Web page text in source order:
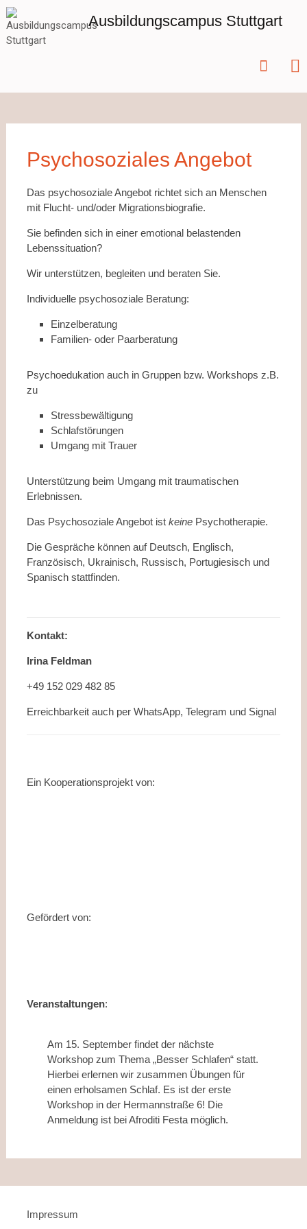
Zum
Inhalt
springen
Ausbildungscampus Stuttgart
Psychosoziales Angebot
Das psychosoziale Angebot richtet sich an Menschen
mit Flucht- und/oder Migrationsbiografie.
Sie befinden sich in einer emotional belastenden
Lebenssituation?
Wir unterstützen, begleiten und beraten Sie.
Individuelle psychosoziale Beratung:
Einzelberatung
Familien- oder Paarberatung
Psychoedukation auch in Gruppen bzw. Workshops z.B.
zu
Stressbewältigung
Schlafstörungen
Umgang mit Trauer
Unterstützung beim Umgang mit traumatischen
Erlebnissen.
Das Psychosoziale Angebot ist keinePsychotherapie.
Die Gespräche können auf Deutsch, Englisch,
Französisch, Ukrainisch, Russisch, Portugiesisch und
Spanisch stattfinden.
Kontakt:
Irina Feldman
+49 152 029 482 85
Erreichbarkeit auch per WhatsApp, Telegram und Signal
Ein Kooperationsprojekt von:
Gefördert von:
Veranstaltungen:
Am 15. September findet der nächste
Workshop zum Thema „Besser Schlafen“ statt.
Hierbei erlernen wir zusammen Übungen für
einen erholsamen Schlaf. Es ist der erste
Workshop in der Hermannstraße 6! Die
Anmeldung ist bei Afroditi Festa möglich.
Impressum